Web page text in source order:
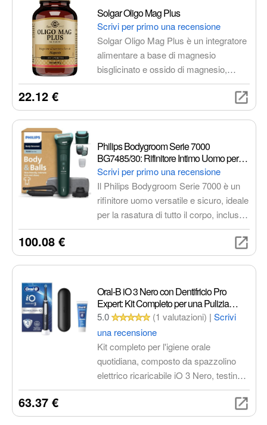
Solgar Oligo Mag Plus
Scrivi per primo una recensione
Solgar Oligo Mag Plus è un integratore
alimentare a base di magnesio
bisglicinato e ossido di magnesio,
formulato per supportare il benessere
generale dell'organismo. Il magnesio è
un minerale essenziale che svolge un
funzioni corporee, tra cui il normale
funzionamento del sistema nervoso, la
funzionalità psicologica e muscolare, e
il metabolismo energetico. Solgar Oligo
Mag Plus è un integratore di magnesio
chelato, ovvero legato ad un
aminoacido (glicina), che ne favorisce
22.12 €
Philips Bodygroom Serie 7000
BG7485/30: Rifinitore Intimo Uomo per
Rasatura Perfetta e Delicata
Scrivi per primo una recensione
Il Philips Bodygroom Serie 7000 è un
rifinitore uomo versatile e sicuro, ideale
per la rasatura di tutto il corpo, incluse
le zone intime. Dotato di sistema a
accessori intercambiabili, garantisce
senza irritazioni. Impermeabile e con
120 minuti di autonomia.
100.08 €
Oral-B iO 3 Nero con Dentifricio Pro
Expert: Kit Completo per una Pulizia
Denti Efficace
5.0 (1 valutazioni) |Scrivi
una recensione
Kit completo per l'igiene orale
quotidiana, composto da spazzolino
elettrico ricaricabile iO 3 Nero, testina
di ricambio, custodia da viaggio e
dentifricio Oral-B Pro Expert. Offre una
pulizia profonda, protegge le gengive e
63.37 €